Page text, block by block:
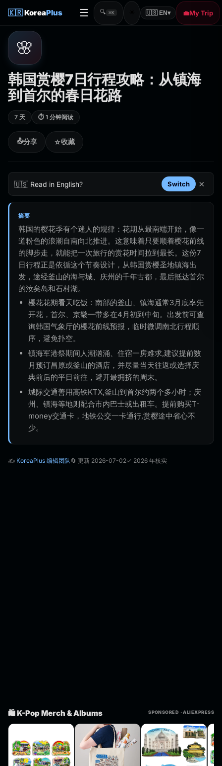
🇰🇷KoreaPlus ☰ 🔍 ⌘K 🇺🇸 EN▾ 💼My Trip
🌸
韩国赏樱7日行程攻略：从镇海
到首尔的春日花路
7 天 ⏱ 1 分钟阅读
📤分享 ☆收藏
🇺🇸 Read in English? Switch ×
摘要
韩国的樱花季有个迷人的规律：花期从最南端开始，像一
道粉色的浪潮自南向北推进。这意味着只要顺着樱花前线
的脚步走，就能把一次旅行的赏花时间拉到最长。这份7
日行程正是依循这个节奏设计，从韩国赏樱圣地镇海出
发，途经釜山的海与城、庆州的千年古都，最后抵达首尔
的汝矣岛和石村湖。
樱花花期看天吃饭：南部的釜山、镇海通常3月底率先
开花，首尔、京畿一带多在4月初到中旬。出发前可查
询韩国气象厅的樱花前线预报，临时微调南北行程顺
序，避免扑空。
镇海军港祭期间人潮汹涌、住宿一房难求,建议提前数
月预订昌原或釜山的酒店，并尽量当天往返或选择庆
典前后的平日前往，避开最拥挤的周末。
城际交通善用高铁KTX,釜山到首尔约两个多小时；庆
州、镇海等地则配合市内巴士或出租车。提前购买T-
money交通卡，地铁公交一卡通行,赏樱途中省心不
少。
✍️ KoreaPlus 编辑团队🔄 更新 2026-07-02✓ 2026 年核实
🛍️ K-Pop Merch & Albums SPONSORED · ALIEXPRESS